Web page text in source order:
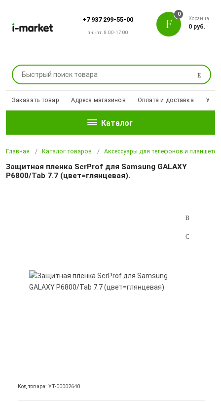
+7 937 299-55-00
пн.-пт. 8:00-17:00
Поиск
0
Корзина
0 руб.
Заказать товар Адреса магазинов Оплата и доставка
Каталог
Главная Каталог товаров Аксессуары для телефонов и планшетов
Защитная пленка ScrProf для Samsung GALAXY
P6800/Tab 7.7 (цвет=глянцевая).
Код товара: УТ-00002640